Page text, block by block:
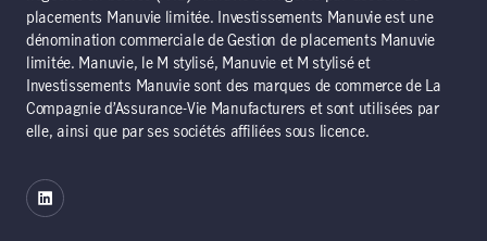
placements Manuvie limitée. Investissements Manuvie est une
dénomination commerciale de Gestion de placements Manuvie
limitée. Manuvie, le M stylisé, Manuvie et M stylisé et
Investissements Manuvie sont des marques de commerce de La
Compagnie d’Assurance-Vie Manufacturers et sont utilisées par
elle, ainsi que par ses sociétés affiliées sous licence.